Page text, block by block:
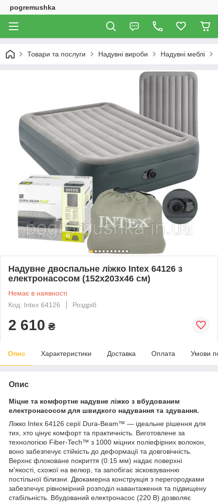
pogremushka
Товари та послуги Надувні вироби Надувні меблі
Надувне двоспальне ліжко Intex 64126 з
електронасосом (152x203x46 см)
Немає в наявності
Код: Intex 64126
Роздріб
2 610 ₴
Опис Характеристики Доставка Оплата Умови
Опис
Міцне та комфортне надувне ліжко з вбудованим
електронасосом для швидкого надування та здування.
Ліжко Intex 64126 серії Dura-Beam™ — ідеальне рішення для
тих, хто цінує комфорт та практичність. Виготовлене за
технологією Fiber-Tech™ з 1000 міцних поліефірних волокон,
воно забезпечує стійкість до деформації та довговічність.
Верхнє флоковане покриття (0.15 мм) надає поверхні
м'якості, схожої на велюр, та запобігає зісковзуванню
постільної білизни. Двокамерна конструкція з перегородками
забезпечує рівномірний розподіл навантаження та підвищену
стабільність. Вбудований електронасос (220 В) дозволяє